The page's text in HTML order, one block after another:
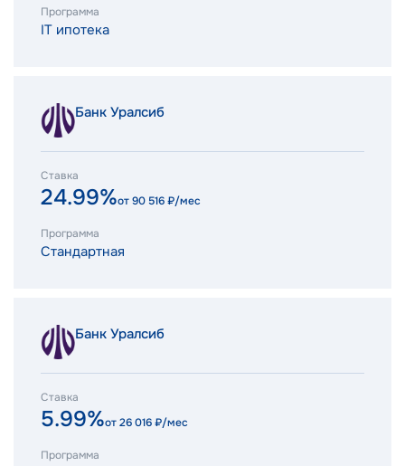
Программа
IT ипотека
Банк Уралсиб
Ставка
24.99%от90 516₽/мес
Программа
Стандартная
Банк Уралсиб
Ставка
5.99%от26 016₽/мес
Программа